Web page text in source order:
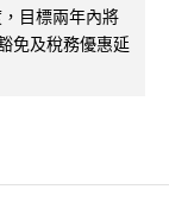
目標兩年內將
免及稅務優惠延